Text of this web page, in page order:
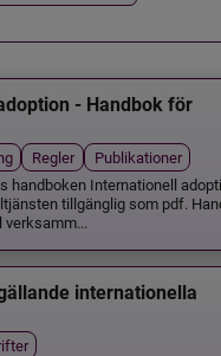
- Handbok för
Regler
Publikationer
handboken Internationell
tillgänglig som pdf.
internationella